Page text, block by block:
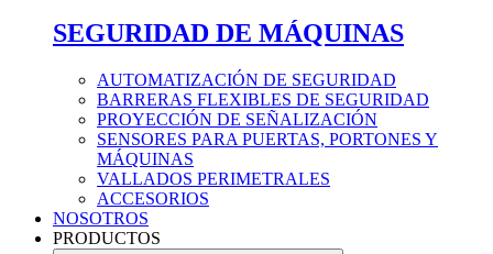
SEGURIDAD DE MÁQUINAS
AUTOMATIZACIÓN DE SEGURIDAD
BARRERAS FLEXIBLES DE SEGURIDAD
PROYECCIÓN DE SEÑALIZACIÓN
SENSORES PARA PUERTAS, PORTONES Y
MÁQUINAS
VALLADOS PERIMETRALES
ACCESORIOS
NOSOTROS
PRODUCTOS